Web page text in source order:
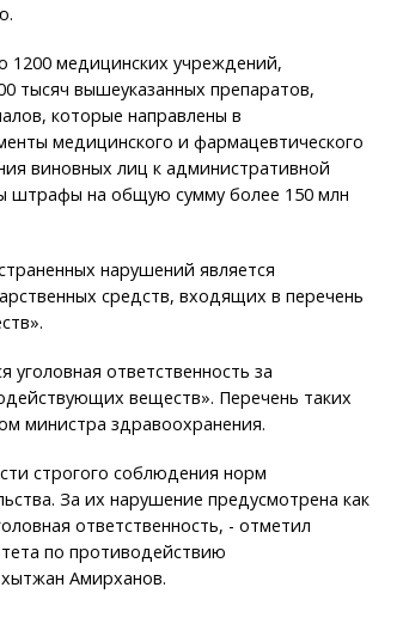
1200 медицинских учреждений,
тысяч вышеуказанных препаратов,
которые направлены в
медицинского и фармацевтического
виновных лиц к административной
штрафы на общую сумму более 150 млн
нарушений является
средств, входящих в перечень
уголовная ответственность за
веществ». Перечень таких
министра здравоохранения.
строгого соблюдения норм
За их нарушение предусмотрена как
ответственность, - отметил
по противодействию
Амирханов.